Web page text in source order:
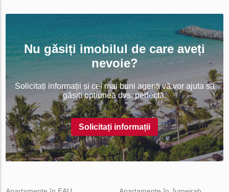
Nu găsiți imobilul de care aveți
nevoie?
Solicitați informații și cei mai buni agenți vă vor ajuta să
găsiți opțiunea dvs. perfectă.
Solicitați informații